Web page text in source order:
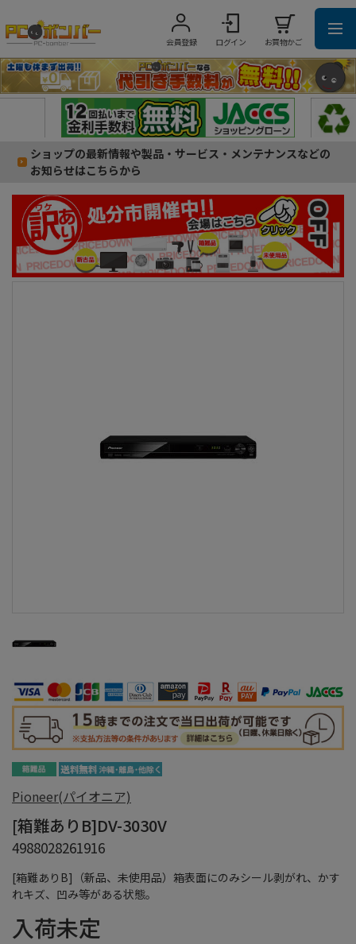
会員登録 ログイン お買物かご
ショップの最新情報や製品・サービス・メンテナンスなどの
お知らせはこちらから
[箱難ありB]（新品、未使用品）箱表面にのみシール剥がれ、かす
れキズ、凹み等がある状態。
Pioneer(パイオニア)
[箱難ありB]DV-3030V
4988028261916
入荷未定